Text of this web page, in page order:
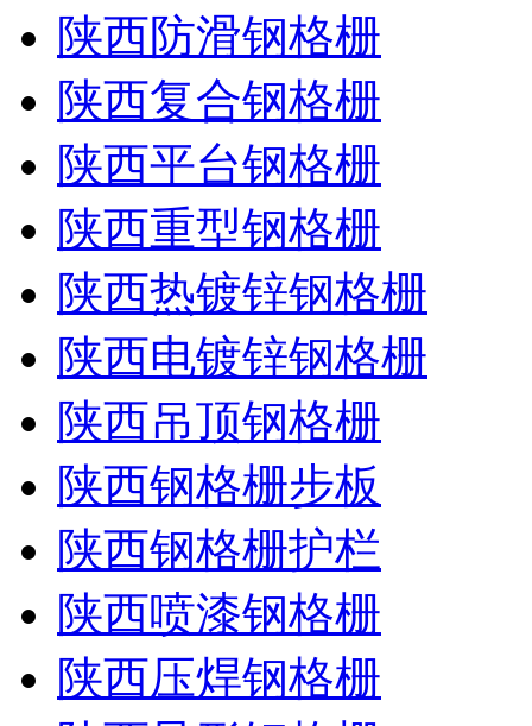
陕西防滑钢格栅
陕西复合钢格栅
陕西平台钢格栅
陕西重型钢格栅
陕西热镀锌钢格栅
陕西电镀锌钢格栅
陕西吊顶钢格栅
陕西钢格栅步板
陕西钢格栅护栏
陕西喷漆钢格栅
陕西压焊钢格栅